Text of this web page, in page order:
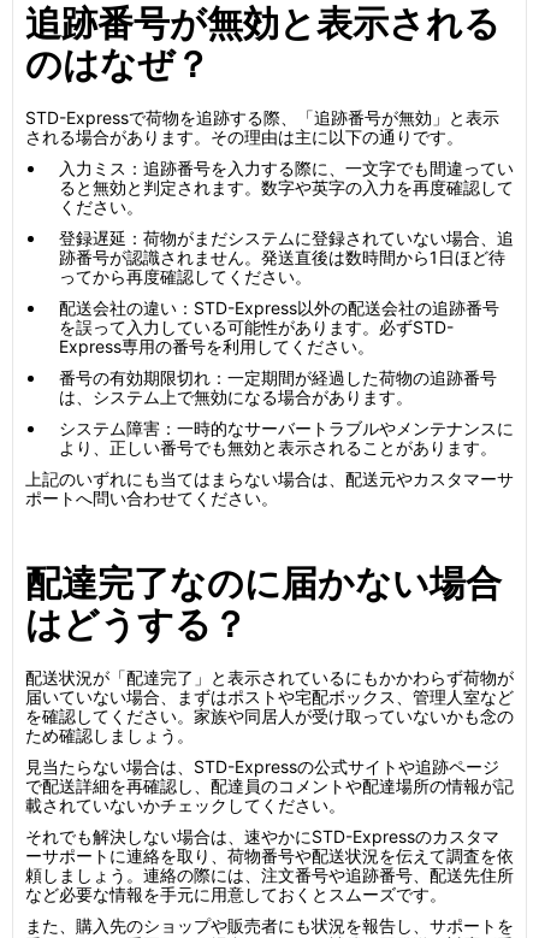
追跡番号が無効と表示される
のはなぜ？
STD-Expressで荷物を追跡する際、「追跡番号が無効」と表示
される場合があります。その理由は主に以下の通りです。
入力ミス：追跡番号を入力する際に、一文字でも間違ってい
ると無効と判定されます。数字や英字の入力を再度確認して
ください。
登録遅延：荷物がまだシステムに登録されていない場合、追
跡番号が認識されません。発送直後は数時間から1日ほど待
ってから再度確認してください。
配送会社の違い：STD-Express以外の配送会社の追跡番号
を誤って入力している可能性があります。必ずSTD-
Express専用の番号を利用してください。
番号の有効期限切れ：一定期間が経過した荷物の追跡番号
は、システム上で無効になる場合があります。
システム障害：一時的なサーバートラブルやメンテナンスに
より、正しい番号でも無効と表示されることがあります。
上記のいずれにも当てはまらない場合は、配送元やカスタマーサ
ポートへ問い合わせてください。
配達完了なのに届かない場合
はどうする？
配送状況が「配達完了」と表示されているにもかかわらず荷物が
届いていない場合、まずはポストや宅配ボックス、管理人室など
を確認してください。家族や同居人が受け取っていないかも念の
ため確認しましょう。
見当たらない場合は、STD-Expressの公式サイトや追跡ページ
で配送詳細を再確認し、配達員のコメントや配達場所の情報が記
載されていないかチェックしてください。
それでも解決しない場合は、速やかにSTD-Expressのカスタマ
ーサポートに連絡を取り、荷物番号や配送状況を伝えて調査を依
頼しましょう。連絡の際には、注文番号や追跡番号、配送先住所
など必要な情報を手元に用意しておくとスムーズです。
また、購入先のショップや販売者にも状況を報告し、サポートを